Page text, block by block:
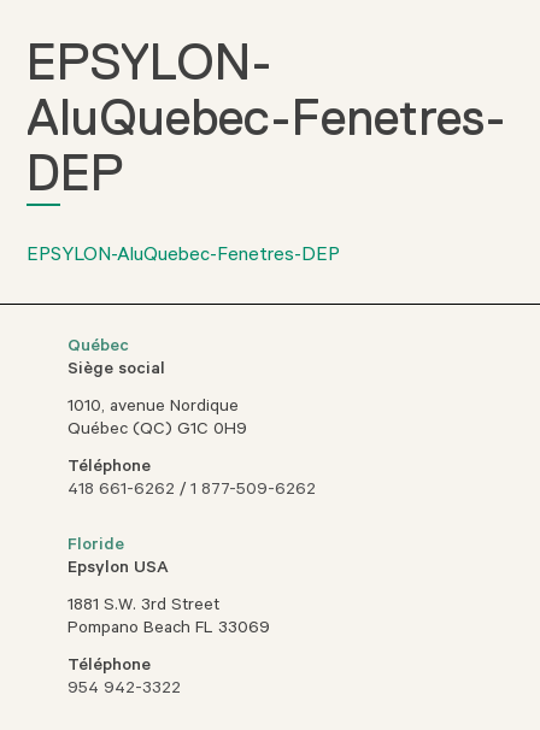
EPSYLON-
AluQuebec-Fenetres-
DEP
EPSYLON-AluQuebec-Fenetres-DEP
Québec
Siège social
1010, avenue Nordique
Québec (QC) G1C 0H9
Téléphone
418 661-6262 /1 877-509-6262
Floride
Epsylon USA
1881 S.W. 3rd Street
Pompano Beach FL 33069
Téléphone
954 942-3322